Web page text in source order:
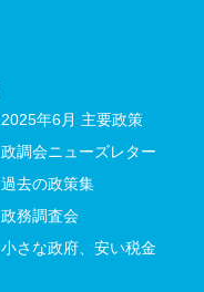
2025年6月 主要政策
政調会ニューズレター
過去の政策集
政務調査会
小さな政府、安い税金